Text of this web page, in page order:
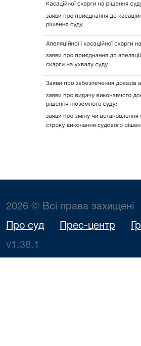
2026 © Всі права захищені
Про суд Прес-центр
v1.38.1